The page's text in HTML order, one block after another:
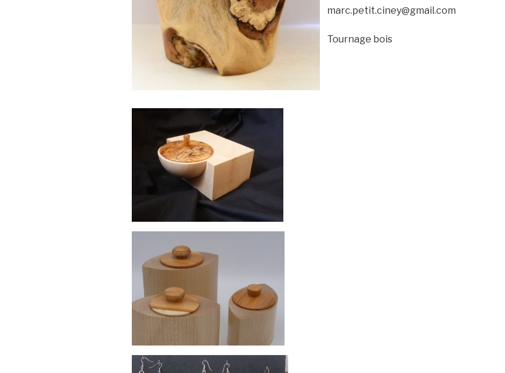
marc.petit.ciney@gmail.com
Tournage bois